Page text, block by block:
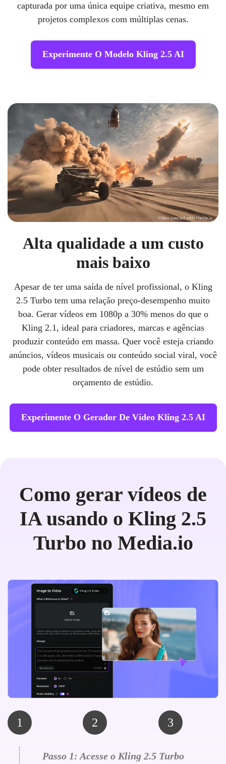
capturada por uma única equipe criativa, mesmo em
projetos complexos com múltiplas cenas.
Experimente O Modelo Kling 2.5 AI
Alta qualidade a um custo
mais baixo
Apesar de ter uma saída de nível profissional, o Kling
2.5 Turbo tem uma relação preço-desempenho muito
boa. Gerar vídeos em 1080p a 30% menos do que o
Kling 2.1, ideal para criadores, marcas e agências
produzir conteúdo em massa. Quer você esteja criando
anúncios, vídeos musicais ou conteúdo social viral, você
pode obter resultados de nível de estúdio sem um
orçamento de estúdio.
Experimente O Gerador De Vídeo Kling 2.5 AI
Como gerar vídeos de
IA usando o Kling 2.5
Turbo no Media.io
1 2 3
Passo 1: Acesse o Kling 2.5 Turbo